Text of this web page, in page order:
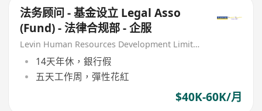
法务顾问 - 基金设立 Legal Asso
(Fund) - 法律合规部 - 企服
Levin Human Resources Development Limited
14天年休，銀行假
五天工作周，彈性花紅
$40K-60K/月